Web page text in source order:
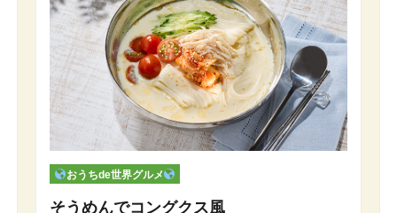
おうちde世界グルメ
そうめんでコングクス風